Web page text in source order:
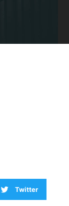
Twitter